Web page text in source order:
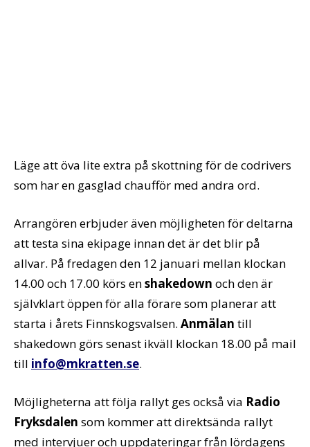
Läge att öva lite extra på skottning för de codrivers
som har en gasglad chaufför med andra ord.
Arrangören erbjuder även möjligheten för deltarna
att testa sina ekipage innan det är det blir på
allvar. På fredagen den 12 januari mellan klockan
14.00 och 17.00 körs enshakedown och den är
självklart öppen för alla förare som planerar att
starta i årets Finnskogsvalsen. Anmälan till
shakedown görs senast ikväll klockan 18.00 på mail
till info@mkratten.se.
Möjligheterna att följa rallyt ges också via Radio
Fryksdalen som kommer att direktsända rallyt
med intervjuer och uppdateringar från lördagens